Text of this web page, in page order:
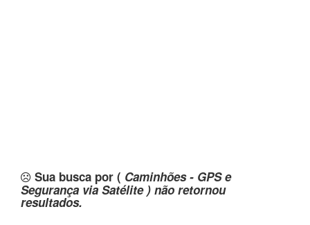
Sua busca por ( Caminhões - GPS e
Segurança via Satélite ) não retornou
resultados.